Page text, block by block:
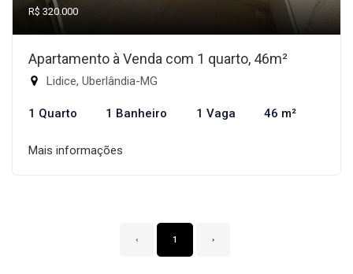
R$ 320.000
Apartamento à Venda com 1 quarto, 46m²
Lidice, Uberlândia-MG
1 Quarto 1 Banheiro 1 Vaga 46 m²
Mais informações
‹ 1 ›